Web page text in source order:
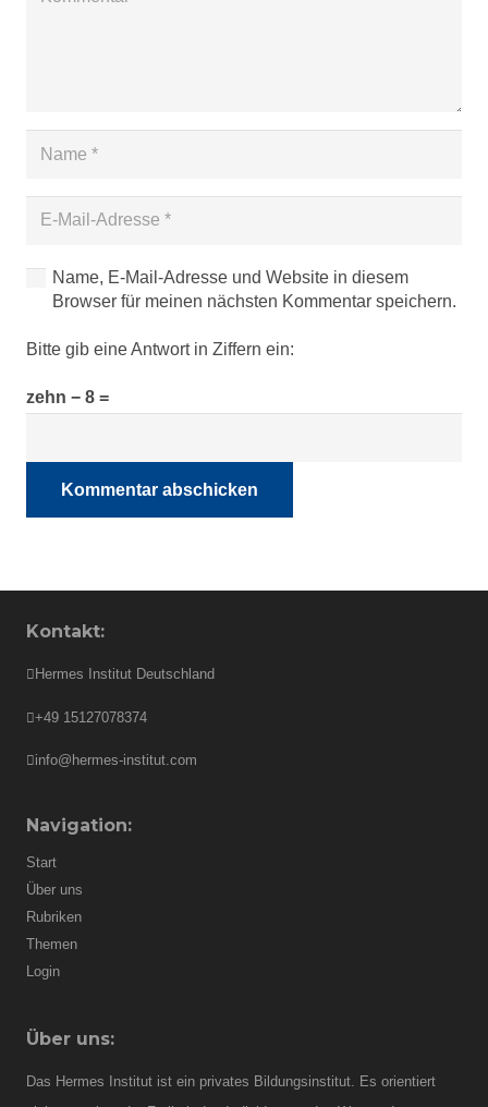
Name, E-Mail-Adresse und Website in diesem
Browser für meinen nächsten Kommentar speichern.
Bitte gib eine Antwort in Ziffern ein:
zehn − 8 =
Kommentar abschicken
Kontakt:
Hermes Institut Deutschland
+49 15127078374
info@hermes-institut.com
Navigation:
Start
Über uns
Rubriken
Themen
Login
Über uns:
Das Hermes Institut ist ein privates Bildungsinstitut. Es orientiert